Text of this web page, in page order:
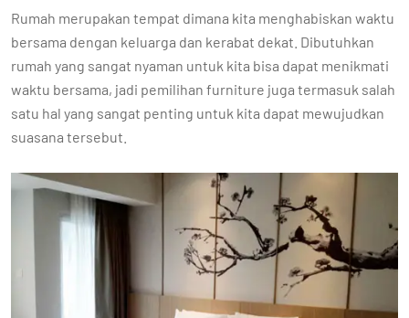
Rumah merupakan tempat dimana kita menghabiskan waktu
bersama dengan keluarga dan kerabat dekat. Dibutuhkan
rumah yang sangat nyaman untuk kita bisa dapat menikmati
waktu bersama, jadi pemilihan furniture juga termasuk salah
satu hal yang sangat penting untuk kita dapat mewujudkan
suasana tersebut.